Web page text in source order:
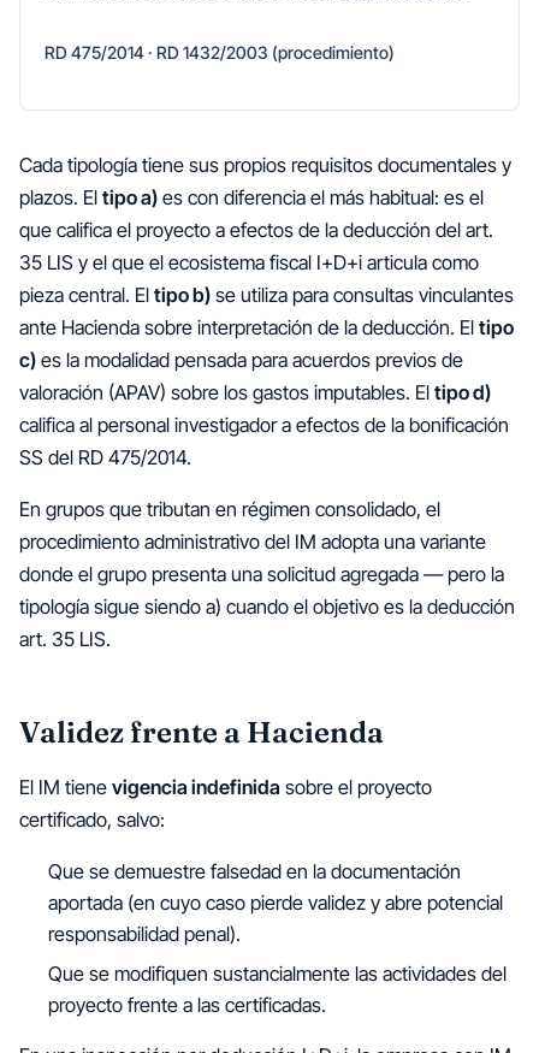
RD 475/2014 · RD 1432/2003 (procedimiento)
Cada tipología tiene sus propios requisitos documentales y
plazos. El tipo a) es con diferencia el más habitual: es el
que califica el proyecto a efectos de la deducción del art.
35 LIS y el que el ecosistema fiscal I+D+i articula como
pieza central. El tipo b) se utiliza para consultas vinculantes
ante Hacienda sobre interpretación de la deducción. El tipo
c) es la modalidad pensada para acuerdos previos de
valoración (APAV) sobre los gastos imputables. El tipo d)
califica al personal investigador a efectos de la bonificación
SS del RD 475/2014.
En grupos que tributan en régimen consolidado, el
procedimiento administrativo del IM adopta una variante
donde el grupo presenta una solicitud agregada — pero la
tipología sigue siendo a) cuando el objetivo es la deducción
art. 35 LIS.
Validez frente a Hacienda
El IM tiene vigencia indefinida sobre el proyecto
certificado, salvo:
Que se demuestre falsedad en la documentación
aportada (en cuyo caso pierde validez y abre potencial
responsabilidad penal).
Que se modifiquen sustancialmente las actividades del
proyecto frente a las certificadas.